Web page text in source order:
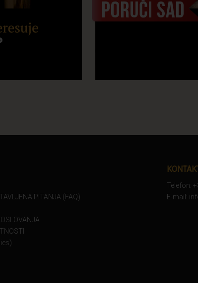
PITANJA (FAQ)
Telefon:
E-mail: